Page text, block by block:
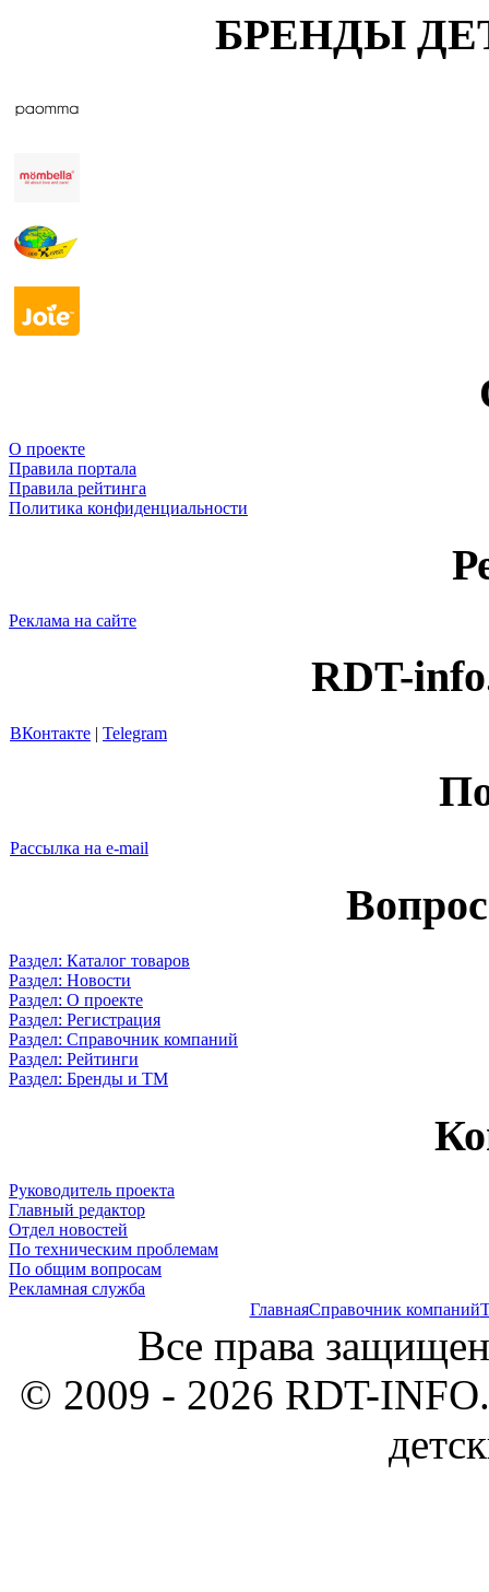
БРЕНДЫ
О проекте
Правила портала
Правила рейтинга
Политика конфиденциальности
Реклама на сайте
RDT-
ВКонтакте | Telegram
Рассылка на e-mail
Раздел: Каталог товаров
Раздел: Новости
Раздел: О проекте
Раздел: Регистрация
Раздел: Справочник компаний
Раздел: Рейтинги
Раздел: Бренды и ТМ
Руководитель проекта
Главный редактор
Отдел новостей
По техническим проблемам
По общим вопросам
Рекламная служба
ГлавнаяСправочник компаний
Все права
© 2009 - 2026 RDT-